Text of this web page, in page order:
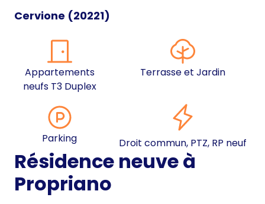
Cervione (20221)
Appartements
neufs T3 Duplex
Terrasse et Jardin
Parking Droit commun, PTZ, RP neuf
Résidence neuve à
Propriano